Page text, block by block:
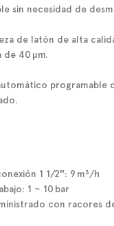
sin necesidad de
de latón de alta
de 40 µm.
programable
1 1/2″: 9 m³/h
1 ~ 10 bar
con racores